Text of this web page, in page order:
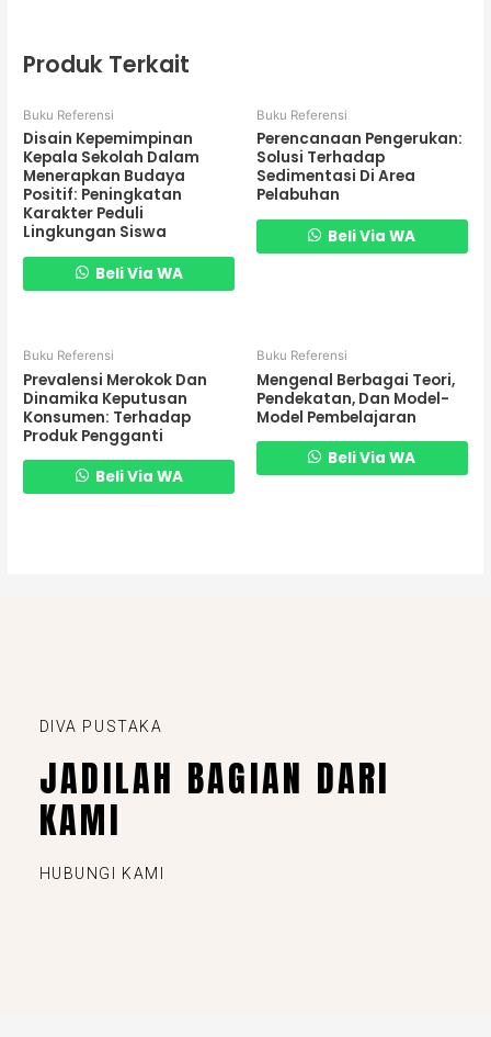
Produk Terkait
Buku Referensi
Disain Kepemimpinan
Kepala Sekolah Dalam
Menerapkan Budaya
Positif: Peningkatan
Karakter Peduli
Lingkungan Siswa
Beli Via WA
Buku Referensi
Perencanaan Pengerukan:
Solusi Terhadap
Sedimentasi Di Area
Pelabuhan
Beli Via WA
Buku Referensi
Prevalensi Merokok Dan
Dinamika Keputusan
Konsumen: Terhadap
Produk Pengganti
Beli Via WA
Buku Referensi
Mengenal Berbagai Teori,
Pendekatan, Dan Model-
Model Pembelajaran
Beli Via WA
DIVA PUSTAKA
JADILAH BAGIAN DARI
KAMI
HUBUNGI KAMI